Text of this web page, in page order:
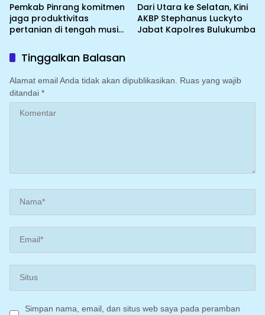
Pemkab Pinrang komitmen
jaga produktivitas
pertanian di tengah musim
mengoptimalkan program
Irigasi perpompaan
Dari Utara ke Selatan, Kini
AKBP Stephanus Luckyto
Jabat Kapolres Bulukumba
Tinggalkan Balasan
Alamat email Anda tidak akan dipublikasikan.
Ruas yang wajib
ditandai *
Simpan nama, email, dan situs web saya pada peramban